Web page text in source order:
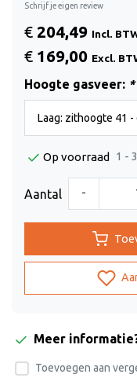
Schrijf je eigen review
€ 204,49 Incl.
€ 169,00 Excl.
Hoogte gasveer: *
Op voorraad 1 -
Aantal -
Meer
Toevoegen aan